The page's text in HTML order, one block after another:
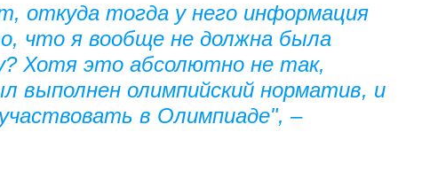
откуда тогда у него информация
что я вообще не должна была
Хотя это абсолютно не так,
выполнен олимпийский норматив, и
в Олимпиаде", –